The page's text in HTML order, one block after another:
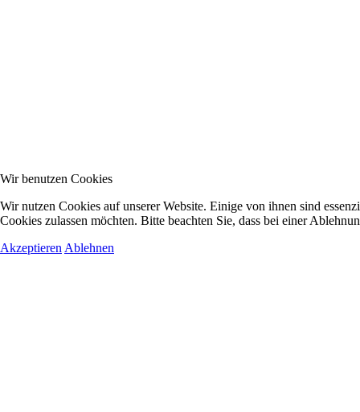
Wir benutzen Cookies
Wir nutzen Cookies auf unserer Website. Einige von ihnen sind
Cookies zulassen möchten. Bitte beachten Sie, dass bei einer
Akzeptieren Ablehnen